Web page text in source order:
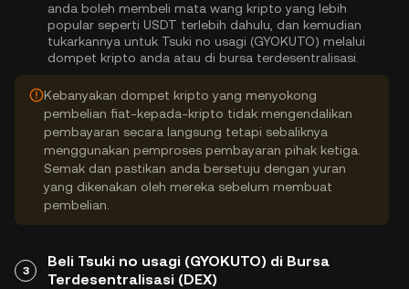
anda boleh membeli mata wang kripto yang lebih
popular seperti USDT terlebih dahulu, dan kemudian
tukarkannya untuk Tsuki no usagi (GYOKUTO) melalui
dompet kripto anda atau di bursa terdesentralisasi.
Kebanyakan dompet kripto yang menyokong
pembelian fiat-kepada-kripto tidak mengendalikan
pembayaran secara langsung tetapi sebaliknya
menggunakan pemproses pembayaran pihak ketiga.
Semak dan pastikan anda bersetuju dengan yuran
yang dikenakan oleh mereka sebelum membuat
pembelian.
3
Beli Tsuki no usagi (GYOKUTO) di Bursa
Terdesentralisasi (DEX)